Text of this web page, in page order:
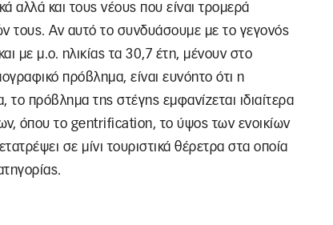
αλλά και τους νέους που είναι τρομερά
τους. Αν αυτό το συνδυάσουμε με το γεγονός
με μ.ο. ηλικίας τα 30,7 έτη, μένουν στο
πρόβλημα, είναι ευνόητο ότι η
πρόβλημα της στέγης εμφανίζεται ιδιαίτερα
όπου το gentrification, το ύψος των ενοικίων
σε μίνι τουριστικά θέρετρα στα οποία